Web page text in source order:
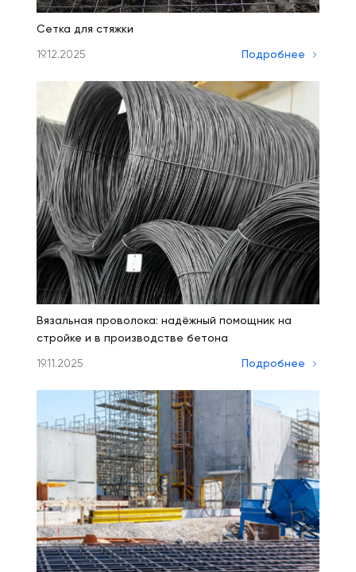
Сетка для стяжки
19.12.2025 Подробнее
Вязальная проволока: надёжный помощник на
стройке и в производстве бетона
19.11.2025 Подробнее